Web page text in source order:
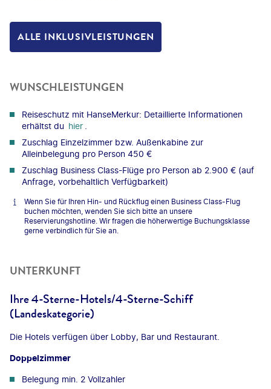
ALLE INKLUSIVLEISTUNGEN
WUNSCHLEISTUNGEN
Reiseschutz mit HanseMerkur: Detaillierte Informationen
erhältst du hier
Zuschlag Einzelzimmer bzw. Außenkabine zur
Alleinbelegung pro Person 450 €
Zuschlag Business Class-Flüge pro Person ab 2.900 € (auf
Anfrage, vorbehaltlich Verfügbarkeit)
Wenn Sie für Ihren Hin- und Rückflug einen Business Class-Flug
buchen möchten, wenden Sie sich bitte an unsere
Reservierungshotline. Wir fragen die höherwertige Buchungsklasse
gerne verbindlich für Sie an.
UNTERKUNFT
Ihre 4-Sterne-Hotels/4-Sterne-Schiff
(Landeskategorie)
Die Hotels verfügen über Lobby, Bar und Restaurant.
Doppelzimmer
Belegung min. 2 Vollzahler